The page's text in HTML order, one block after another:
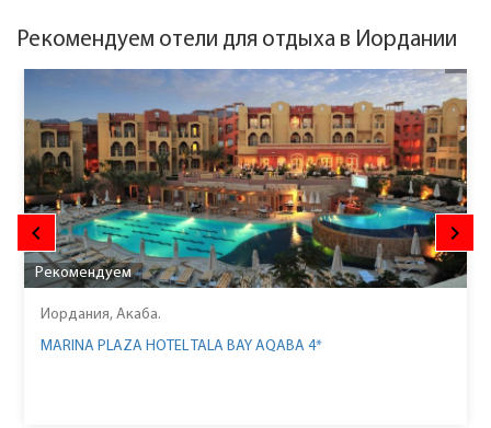
Рекомендуем отели для отдыха в Иордании
keyboard_arrow_left
Рекомендуем
Иордания, Акаба.
MARINA PLAZA HOTEL TALA BAY AQABA 4*
keyboard_arrow_right